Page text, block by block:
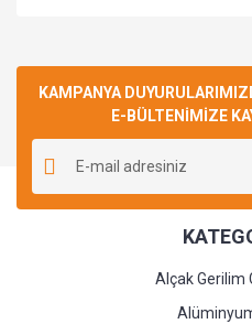
KAMPANYA
E-BÜLTENİMİZE
Alçak Gerilim